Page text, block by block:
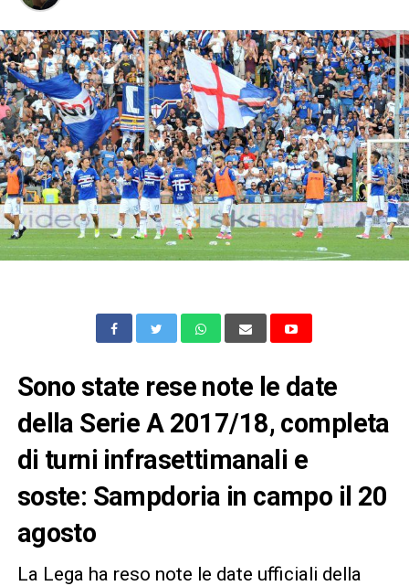
Sono state rese note le date
della Serie A 2017/18, completa
di turni infrasettimanali e
soste: Sampdoria in campo il 20
agosto
La Lega ha reso note le date ufficiali della